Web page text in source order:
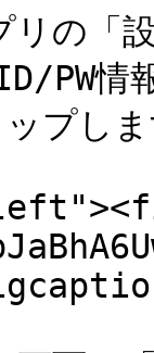
「設
PW情
プし